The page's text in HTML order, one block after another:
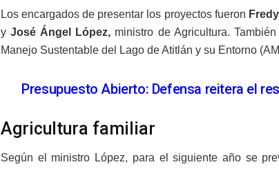
Los encargados de presentar los proyectos fueron Fredy
yJosé Ángel López, ministro de Agricultura.
Manejo Sustentable del Lago de Atitlán y su Entorno
Presupuesto Abierto: Defensa reitera el
Agricultura familiar
Según el ministro López, para el siguiente año se